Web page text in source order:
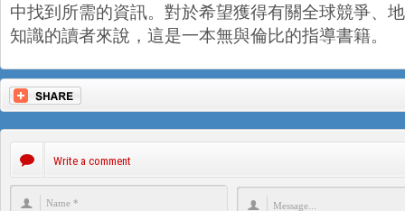
中找到所需的資訊。對於希望獲得有關全球競爭、
知識的讀者來說，這是一本無與倫比的指導書籍。
Write a comment